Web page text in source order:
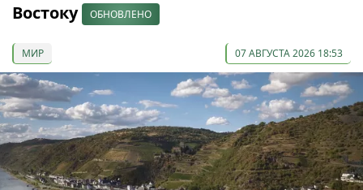
Востоку
ОБНОВЛЕНО
МИР 07 АВГУСТА 2026 18:53